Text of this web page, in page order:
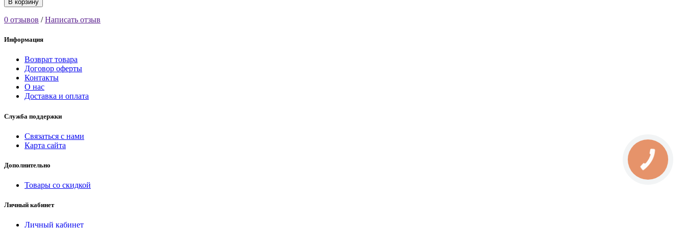
В корзину
0 отзывов /Написать отзыв
Информация
Возврат товара
Договор оферты
Контакты
О нас
Доставка и оплата
Служба поддержки
Связаться с нами
Карта сайта
Дополнительно
Товары со скидкой
Личный кабинет
Личный кабинет